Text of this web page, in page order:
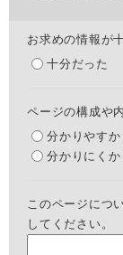
お求めの情報が
十分だった
ページの構成や
分かりやすか
分かりにくか
このページにつ
してください。